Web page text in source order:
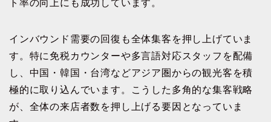
ト率の向上にも成功しています。
インバウンド需要の回復も全体集客を押し上げていま
す。特に免税カウンターや多言語対応スタッフを配備
し、中国・韓国・台湾などアジア圏からの観光客を積
極的に取り込んでいます。こうした多角的な集客戦略
が、全体の来店者数を押し上げる要因となっていま